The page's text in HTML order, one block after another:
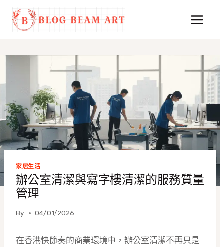
Skip
content
家居生活
辦公室清潔與寫字樓清潔的服務質量
管理
By 04/01/2026
在香港快節奏的商業環境中，辦公室清潔不再只是